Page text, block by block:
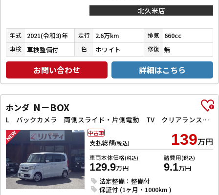
北久米店
年式 2021(令和3)年 走行 2.6万km 排気 660cc
車検 車検整備付 色 ホワイト 修復 無
お問い合わせ 詳細はこちら
ホンダ N－BOX
L バックカメラ 両側スライド・片側電動 TV クリアランスソナー オートクルーズコントロール レーンアシスト 衝突被害軽減システム オートライト スマートキー アイドリングストップ 電動格納ミラー
支払総額(税込) 139万円
車両本体価格(税込)
129.9万円
諸費用(税込)
9.1万円
法定整備：整備付
保証付 (1ヶ月・1000km )
中古車